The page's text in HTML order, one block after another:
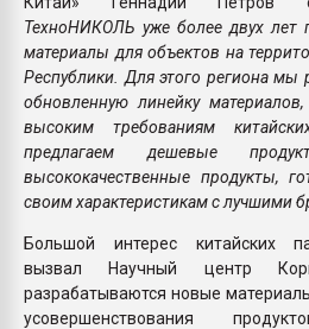
ТехноНИКОЛЬ уже более двух лет
материалы для объектов на
Республики. Для этого региона мы
обновленную линейку
высоким требованиям
предлагаем дешевые
высококачественные продукты,
своим характеристикам с лучшими
Большой интерес китайских
вызвал Научный центр
разрабатываются новые
усовершенствования